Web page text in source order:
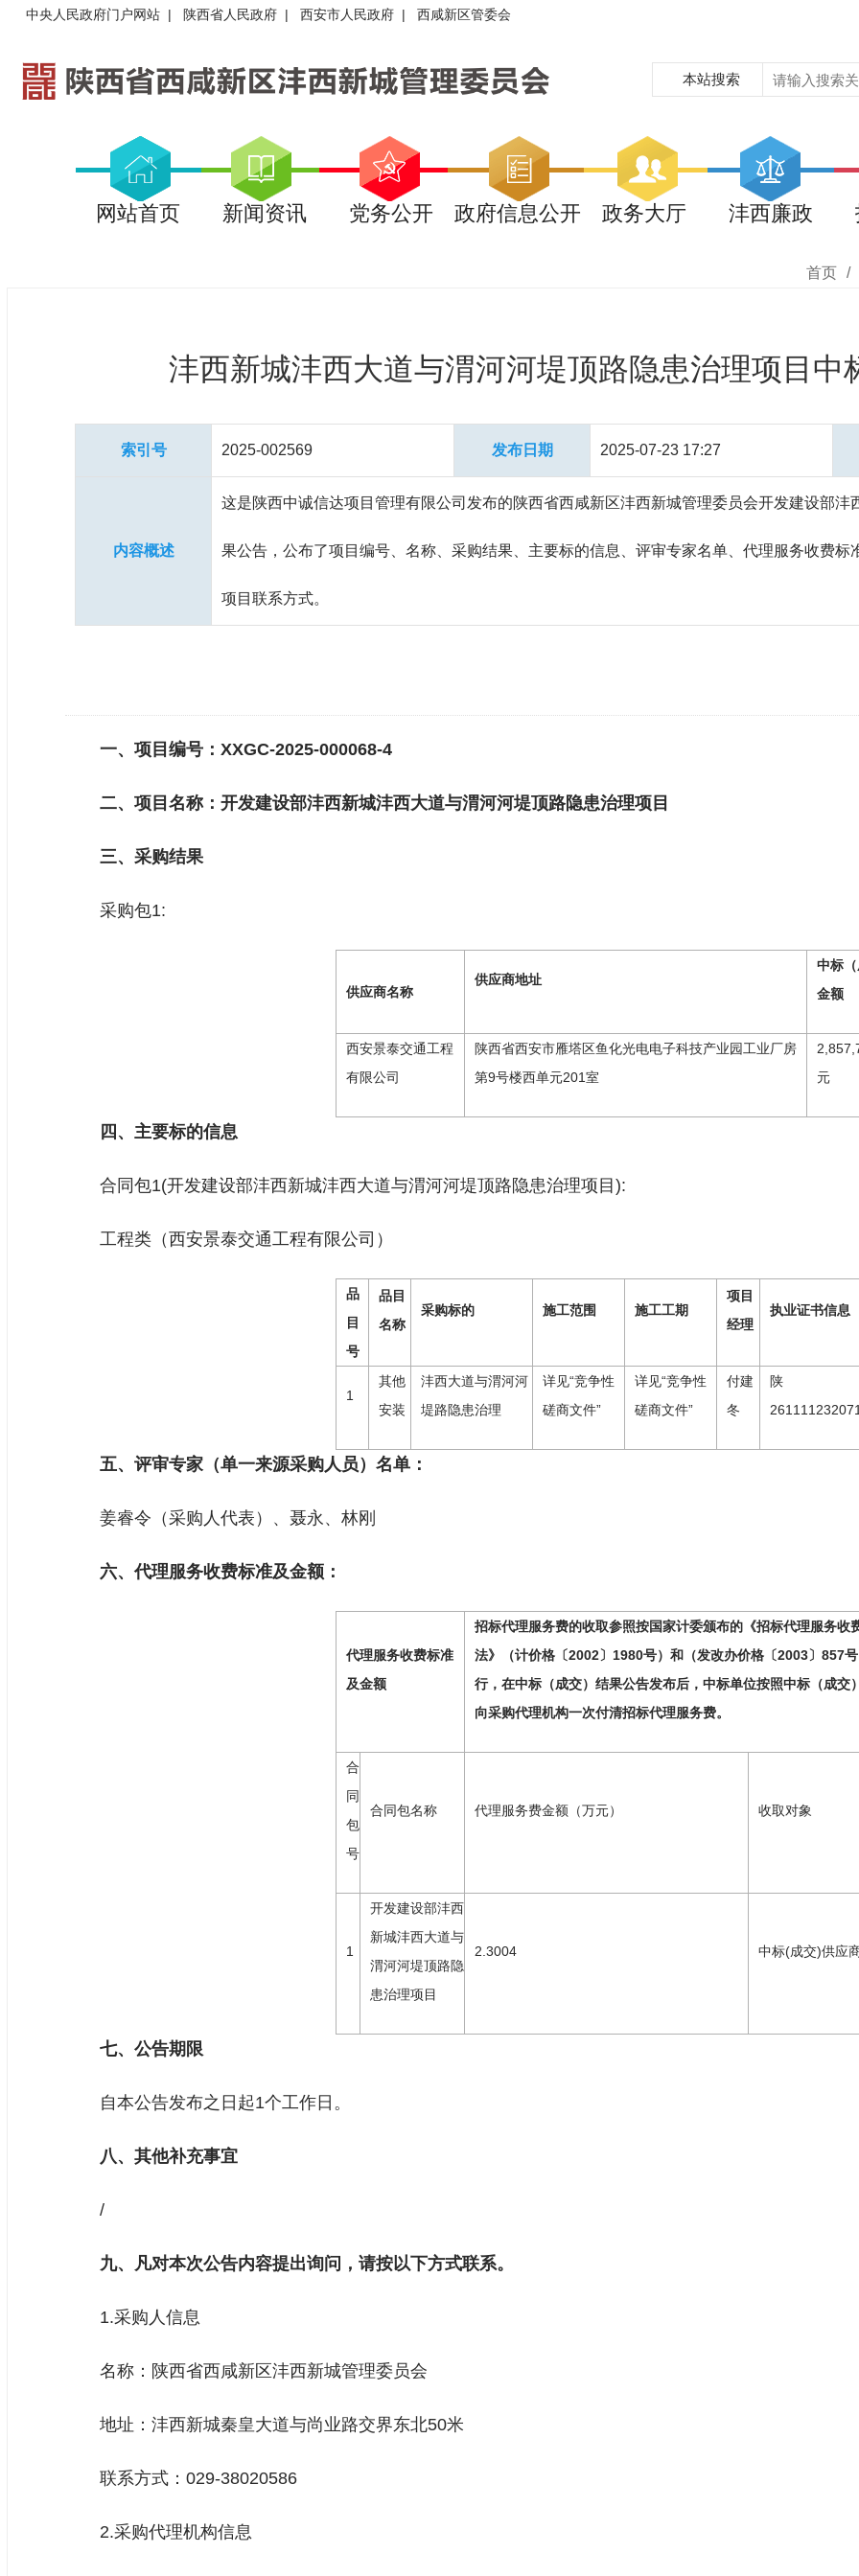
中央人民政府门户网站 | 陕西省人民政府 | 西安市人民政府 | 西咸新区管委会
本站搜索
网站首页 新闻资讯 党务公开 政府信息公开 政务大厅 沣西廉政
首页 /
沣西新城沣西大道与渭河河堤顶路隐患治理项目中
索引号 2025-002569 发布日期 2025-07-23 17:27
内容概述
这是陕西中诚信达项目管理有限公司发布的陕西省西咸新区沣西新城管理委员会开发建设部
果公告，公布了项目编号、名称、采购结果、主要标的信息、评审专家名单、代理服务收费
项目联系方式。
一、项目编号：XXGC-2025-000068-4
二、项目名称：开发建设部沣西新城沣西大道与渭河河堤顶路隐患治理项目
三、采购结果
采购包1:
供应商名称
供应商地址
中标
金额
西安景泰交通工程
有限公司
陕西省西安市雁塔区鱼化光电电子科技产业园工业厂房
第9号楼西单元201室
元
四、主要标的信息
合同包1(开发建设部沣西新城沣西大道与渭河河堤顶路隐患治理项目):
工程类（西安景泰交通工程有限公司）
品
目
号
品目
名称
采购标的 施工范围 施工工期
项目
经理
执业证书信息
1
其他
安装
沣西大道与渭河河
堤路隐患治理
详见“竞争性
磋商文件”
详见“竞争性
磋商文件”
付建
冬
陕
五、评审专家（单一来源采购人员）名单：
姜睿令（采购人代表）、聂永、林刚
六、代理服务收费标准及金额：
代理服务收费标准
及金额
招标代理服务费的收取参照按国家计委颁布的《招标代理服务收
法》（计价格〔2002〕1980号）和（发改办价格〔2003〕857
行，在中标（成交）结果公告发布后，中标单位按照中标（成交
向采购代理机构一次付清招标代理服务费。
合
同
包
号
合同包名称 代理服务费金额（万元） 收取对象
1
开发建设部沣西
新城沣西大道与
渭河河堤顶路隐
患治理项目
2.3004 中标(成交)供应
七、公告期限
自本公告发布之日起1个工作日。
八、其他补充事宜
/
九、凡对本次公告内容提出询问，请按以下方式联系。
1.采购人信息
名称：陕西省西咸新区沣西新城管理委员会
地址：沣西新城秦皇大道与尚业路交界东北50米
联系方式：029-38020586
2.采购代理机构信息